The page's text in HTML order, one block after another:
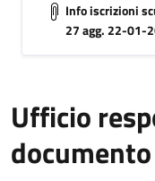
Info iscrizioni
27 agg. 22-01-
Ufficio
documento